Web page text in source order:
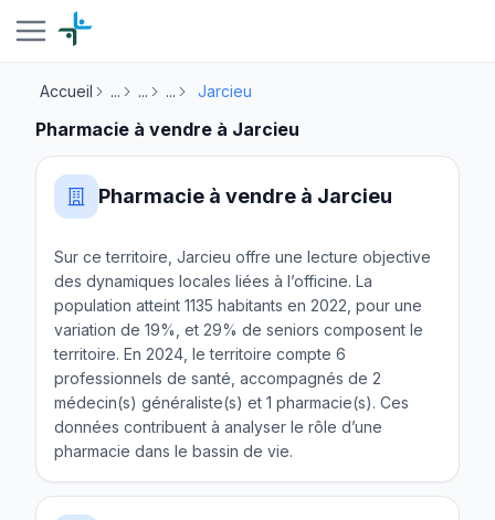
Accueil ... ... ... Jarcieu
Pharmacie à vendre à Jarcieu
Pharmacie à vendre à Jarcieu
Sur ce territoire, Jarcieu offre une lecture objective
des dynamiques locales liées à l’officine. La
population atteint 1135 habitants en 2022, pour une
variation de 19%, et 29% de seniors composent le
territoire. En 2024, le territoire compte 6
professionnels de santé, accompagnés de 2
médecin(s) généraliste(s) et 1 pharmacie(s). Ces
données contribuent à analyser le rôle d’une
pharmacie dans le bassin de vie.